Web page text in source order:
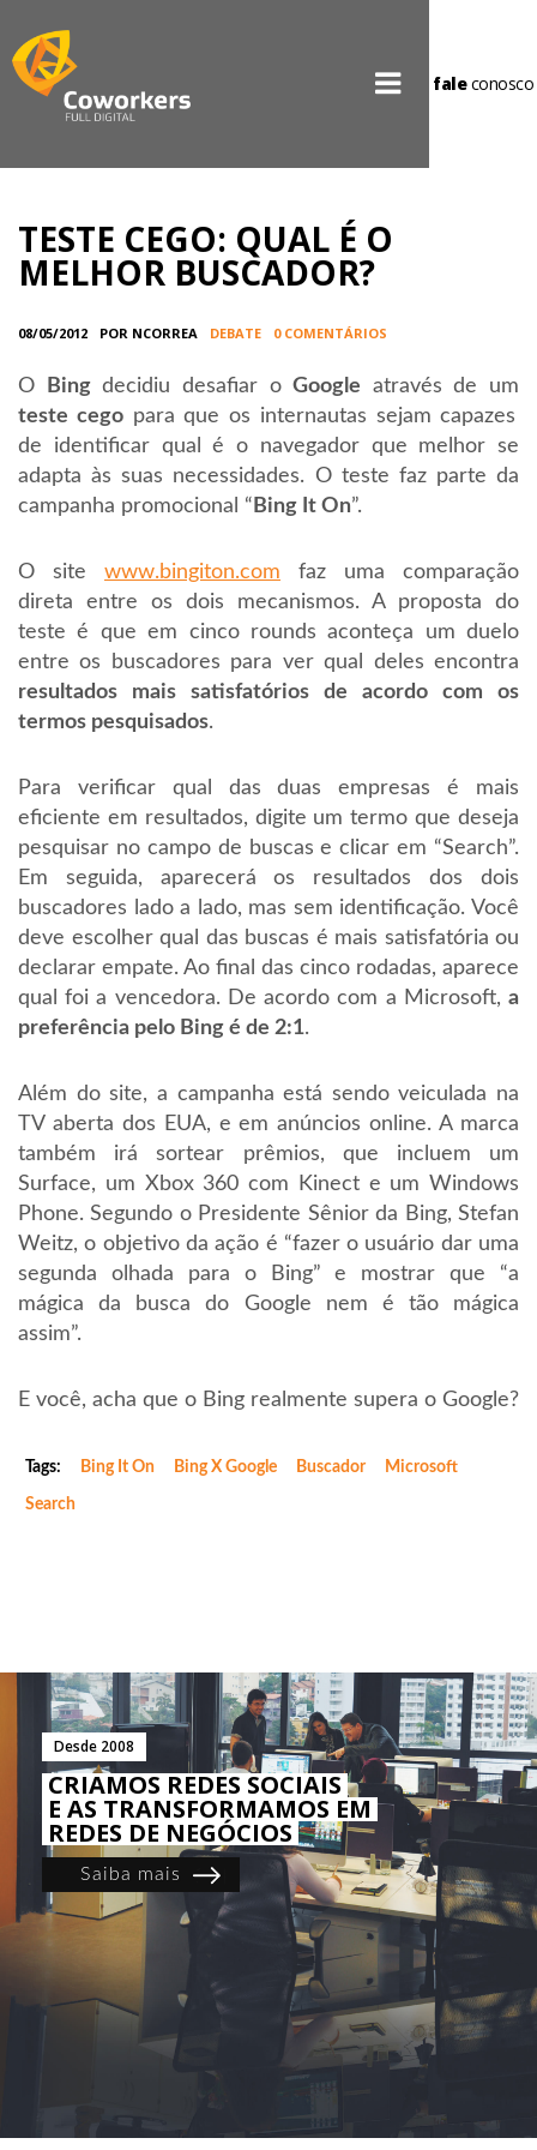
faleconosco
TESTE CEGO: QUAL É O
MELHOR BUSCADOR?
08/05/2012 POR NCORREA DEBATE 0 COMENTÁRIOS
O Bingdecidiu desafiar oGoogle através de um
teste cegopara que os internautas sejam capazes
de identificar qual é o navegador que melhor se
adapta às suas necessidades. O teste faz parte da
campanha promocional “ Bing It On”.
O site www.bingiton.com faz uma comparação
direta entre os dois mecanismos. A proposta do
teste é que em cinco rounds aconteça um duelo
entre os buscadores para ver qual deles encontra
resultados mais satisfatórios de acordo com os
termos pesquisados.
Para verificar qual das duas empresas é mais
eficiente em resultados, digite um termo que deseja
pesquisar no campo de buscas e clicar em “Search”.
Em seguida, aparecerá os resultados dos dois
buscadores lado a lado, mas sem identificação. Você
deve escolher qual das buscas é mais satisfatória ou
declarar empate. Ao final das cinco rodadas, aparece
qual foi a vencedora. De acordo com a Microsoft, a
preferência pelo Bing é de 2:1.
Além do site, a campanha está sendo veiculada na
TV aberta dos EUA, e em anúncios online. A marca
também irá sortear prêmios, que incluem um
Surface, um Xbox 360 com Kinect e um Windows
Phone. Segundo o Presidente Sênior da Bing, Stefan
Weitz, o objetivo da ação é “fazer o usuário dar uma
segunda olhada para o Bing” e mostrar que “a
mágica da busca do Google nem é tão mágica
assim”.
E você, acha que o Bing realmente supera o Google?
Tags: Bing It On Bing X Google Buscador Microsoft
Search
Desde 2008
CRIAMOS REDES SOCIAIS
E AS TRANSFORMAMOS EM
REDES DE NEGÓCIOS
Saiba mais